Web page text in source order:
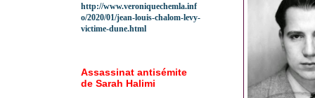
http://www.veroniquechemla.inf
o/2020/01/jean-louis-chalom-levy-
victime-dune.html
Assassinat antisémite
de Sarah Halimi